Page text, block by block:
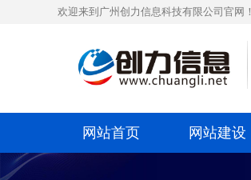
欢迎来到广州创力信息科技有限公司官网！
网站首页 网站建设